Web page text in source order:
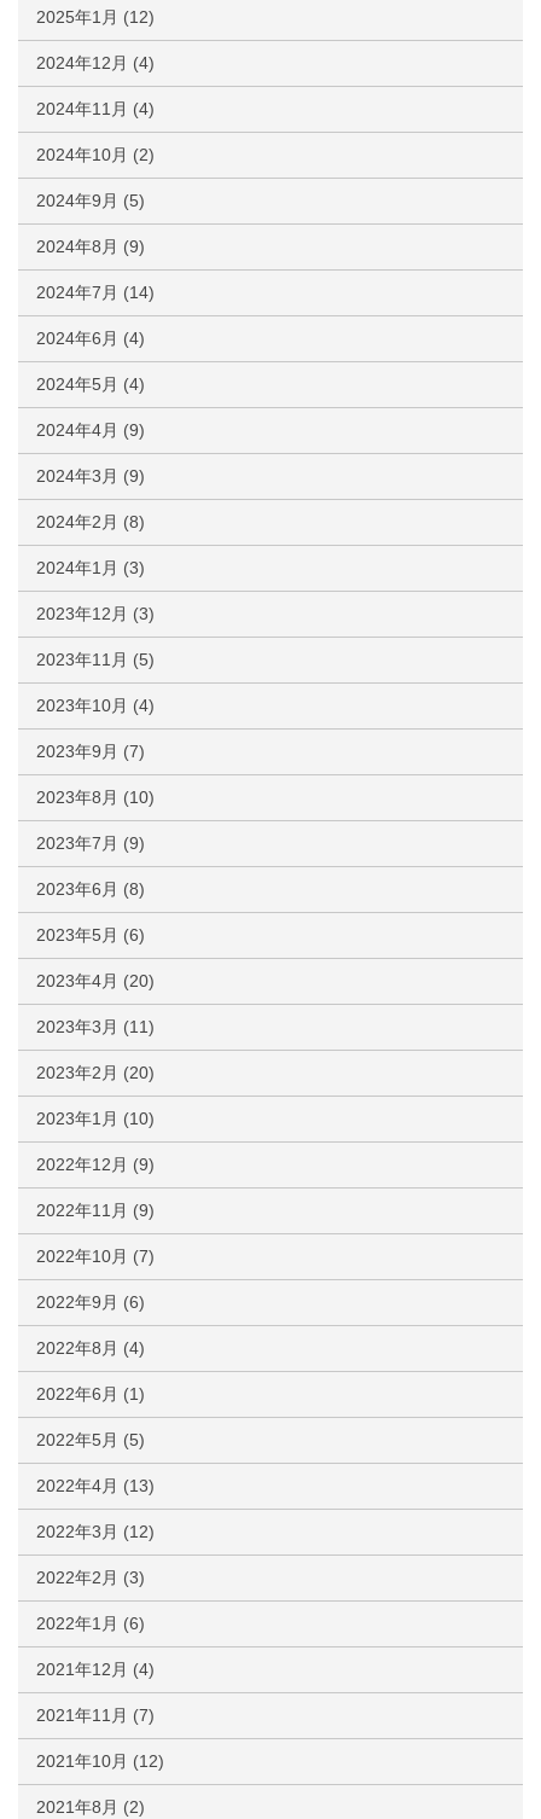
2025年1月 (12)
2024年12月 (4)
2024年11月 (4)
2024年10月 (2)
2024年9月 (5)
2024年8月 (9)
2024年7月 (14)
2024年6月 (4)
2024年5月 (4)
2024年4月 (9)
2024年3月 (9)
2024年2月 (8)
2024年1月 (3)
2023年12月 (3)
2023年11月 (5)
2023年10月 (4)
2023年9月 (7)
2023年8月 (10)
2023年7月 (9)
2023年6月 (8)
2023年5月 (6)
2023年4月 (20)
2023年3月 (11)
2023年2月 (20)
2023年1月 (10)
2022年12月 (9)
2022年11月 (9)
2022年10月 (7)
2022年9月 (6)
2022年8月 (4)
2022年6月 (1)
2022年5月 (5)
2022年4月 (13)
2022年3月 (12)
2022年2月 (3)
2022年1月 (6)
2021年12月 (4)
2021年11月 (7)
2021年10月 (12)
2021年8月 (2)